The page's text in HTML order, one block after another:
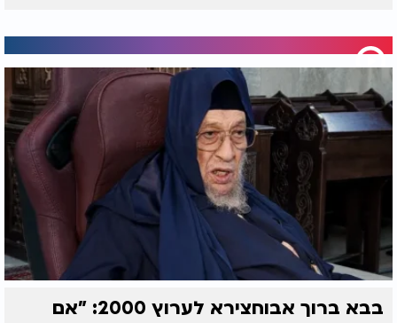
בבא ברוך אבוחצירא לערוץ 2000: "אם